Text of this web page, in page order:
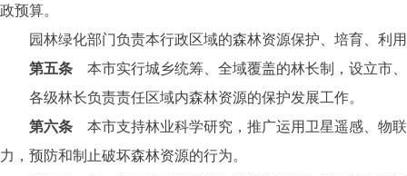
政预算。
园林绿化部门负责本行政区域的森林资源保护、培育、利
第五条 本市实行城乡统筹、全域覆盖的林长制，设立市
各级林长负责责任区域内森林资源的保护发展工作。
第六条 本市支持林业科学研究，推广运用卫星遥感、物
力，预防和制止破坏森林资源的行为。